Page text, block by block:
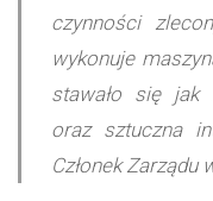
czynności
wykonuje
stawało się jak
oraz sztuczna
Członek Zarządu